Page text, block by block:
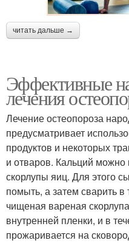
читать дальше →
Эффективные
лечения
Лечение остеопороза
предусматривает
продуктов и некоторых
и отваров. Кальций можно
скорлупы яиц. Для этого
помыть, а затем сварить
чищеная вареная
внутренней пленки, и в
прожаривается на